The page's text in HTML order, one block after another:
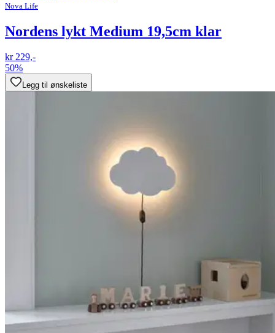
Nova Life
Nordens lykt Medium 19,5cm klar
kr 229,-
50%
Legg til ønskeliste